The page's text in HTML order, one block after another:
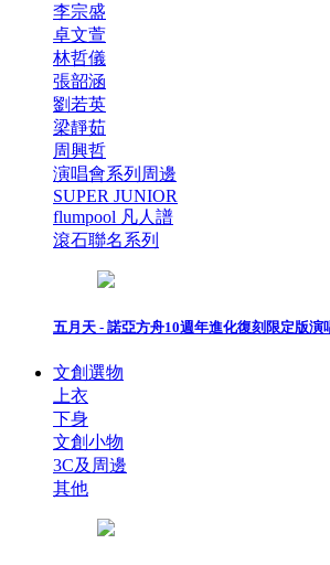
李宗盛
卓文萱
林哲儀
張韶涵
劉若英
梁靜茹
周興哲
演唱會系列周邊
SUPER JUNIOR
flumpool 凡人譜
滾石聯名系列
五月天 - 諾亞方舟10週年進化復刻限定版演
文創選物
上衣
下身
文創小物
3C及周邊
其他